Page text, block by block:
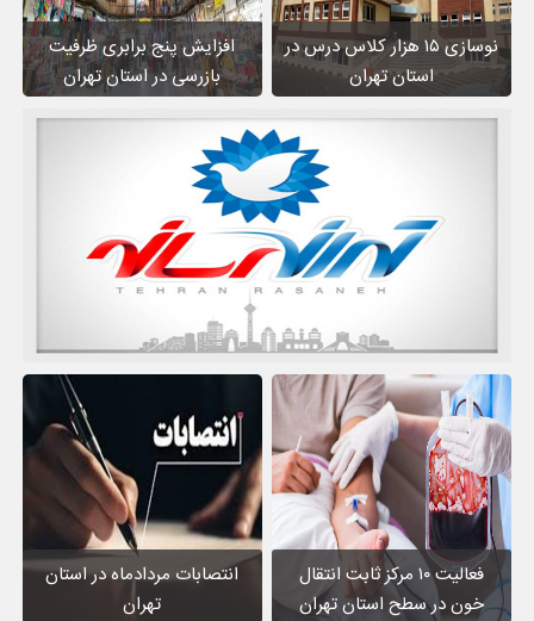
نوسازی ۱۵ هزار کلاس درس در
استان تهران
افزایش پنج برابری ظرفیت
بازرسی در استان تهران
فعالیت ۱۰ مرکز ثابت انتقال
خون در سطح استان تهران
انتصابات مردادماه در استان
تهران